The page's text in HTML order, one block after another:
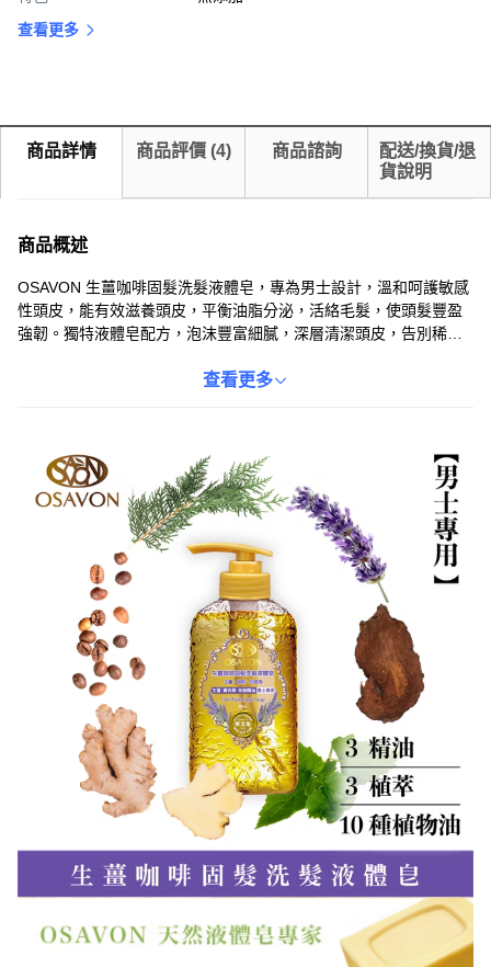
查看更多
商品詳情 商品評價 (4) 商品諮詢
配送/換貨/退
貨說明
商品概述
OSAVON 生薑咖啡固髮洗髮液體皂，專為男士設計，溫和呵護敏感
性頭皮，能有效滋養頭皮，平衡油脂分泌，活絡毛髮，使頭髮豐盈
強韌。獨特液體皂配方，泡沫豐富細膩，深層清潔頭皮，告別稀疏
安心使用，展現健康自信的男士魅力。
查看更多